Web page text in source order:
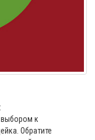
к
Обратите